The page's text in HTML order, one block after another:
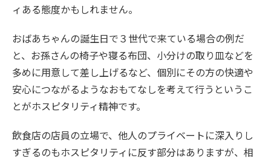
ィある態度かもしれません。
おばあちゃんの誕生日で３世代で来ている場合の例だ
と、お孫さんの椅子や寝る布団、小分けの取り皿などを
多めに用意して差し上げるなど、個別にその方の快適や
安心につながるようなおもてなしを考えて行うというこ
とがホスピタリティ精神です。
飲食店の店員の立場で、他人のプライベートに深入りし
すぎるのもホスピタリティに反す部分はありますが、相